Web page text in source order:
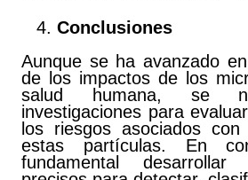
Conclusiones
Aunque se ha avanzado
de los impactos de los
salud humana, se
investigaciones para
los riesgos asociados
estas partículas. En
fundamental